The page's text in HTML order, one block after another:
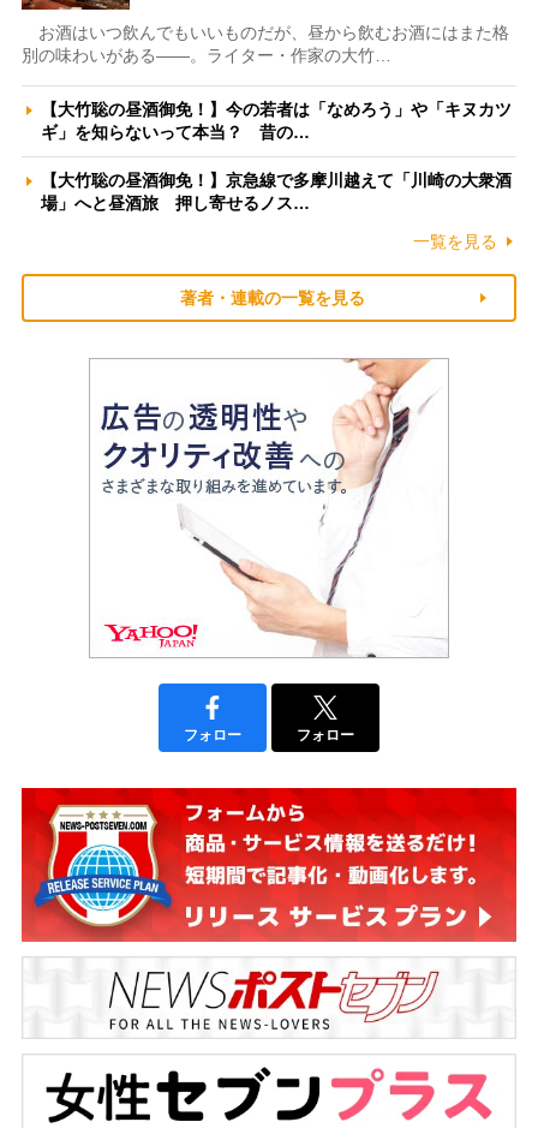
お酒はいつ飲んでもいいものだが、昼から飲むお酒にはまた格
別の味わいがある――。ライター・作家の大竹…
【大竹聡の昼酒御免！】今の若者は「なめろう」や「キヌカツ
ギ」を知らないって本当？ 昔の…
【大竹聡の昼酒御免！】京急線で多摩川越えて「川崎の大衆酒
場」へと昼酒旅 押し寄せるノス…
一覧を見る
著者・連載の一覧を見る
フォロー フォロー